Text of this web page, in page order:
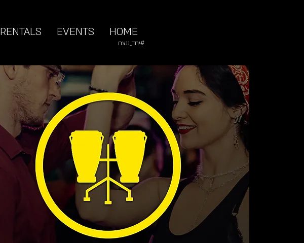
HOME
EVENTS
RENTALS
#יחד_ננצח